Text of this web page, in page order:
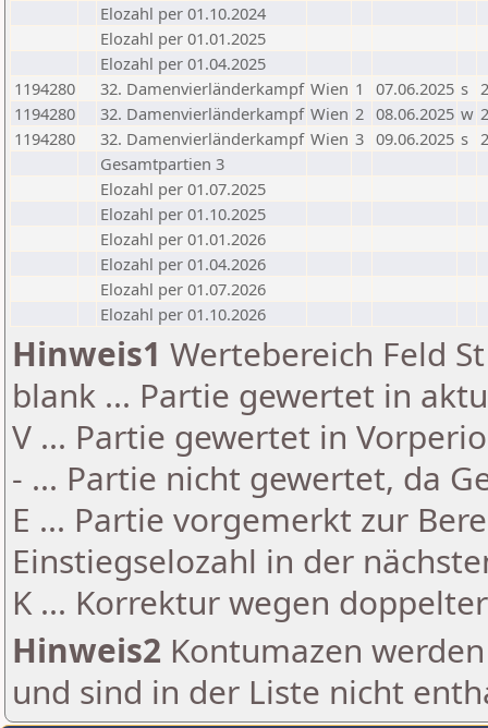
Elozahl per 01.10.2024
Elozahl per 01.01.2025
Elozahl per 01.04.2025
1194280
32. Damenvierländerkampf Wien 1 07.06.2025 s
1194280
32. Damenvierländerkampf Wien 2 08.06.2025 w
1194280
32. Damenvierländerkampf Wien 3 09.06.2025 s
Gesamtpartien 3
Elozahl per 01.07.2025
Elozahl per 01.10.2025
Elozahl per 01.01.2026
Elozahl per 01.04.2026
Elozahl per 01.07.2026
Elozahl per 01.10.2026
Hinweis1 Wertebereich Feld
blank ... Partie gewertet in
V ... Partie gewertet in
- ... Partie nicht gewertet, da
E ... Partie vorgemerkt zur
Einstiegselozahl in der
K ... Korrektur wegen
Hinweis2 Kontumazen
und sind in der Liste nicht